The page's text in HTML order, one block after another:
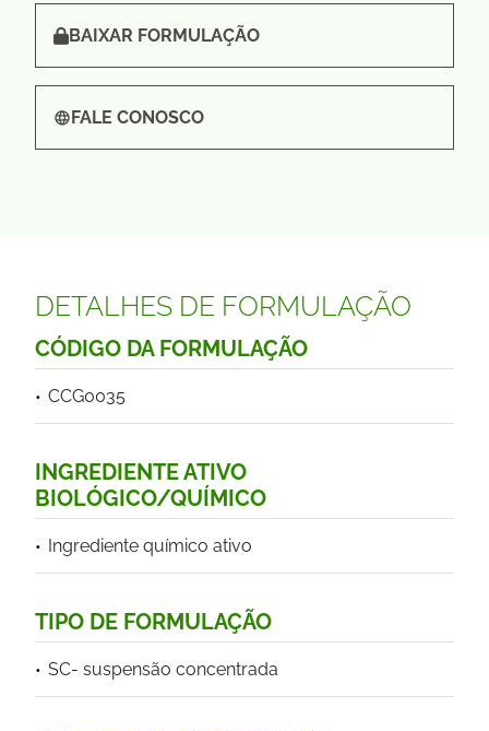
BAIXAR FORMULAÇÃO
FALE CONOSCO
DETALHES DE FORMULAÇÃO
CÓDIGO DA FORMULAÇÃO
CCG0035
INGREDIENTE ATIVO
BIOLÓGICO/QUÍMICO
Ingrediente químico ativo
TIPO DE FORMULAÇÃO
SC- suspensão concentrada